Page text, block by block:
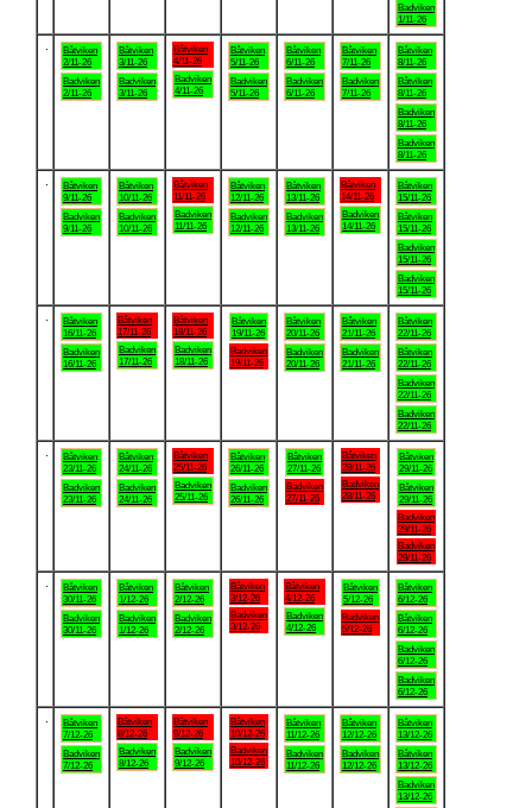
Badviken
1/11-26
Båtviken
2/11-26
Badviken
2/11-26
Båtviken
3/11-26
Badviken
3/11-26
Båtviken
4/11-26
Badviken
4/11-26
Båtviken
5/11-26
Badviken
5/11-26
Båtviken
6/11-26
Badviken
6/11-26
Båtviken
7/11-26
Badviken
7/11-26
Båtviken
8/11-26
Båtviken
8/11-26
Badviken
8/11-26
Badviken
8/11-26
Båtviken
9/11-26
Badviken
9/11-26
Båtviken
10/11-26
Badviken
10/11-26
Båtviken
11/11-26
Badviken
11/11-26
Båtviken
12/11-26
Badviken
12/11-26
Båtviken
13/11-26
Badviken
13/11-26
Båtviken
14/11-26
Badviken
14/11-26
Båtviken
15/11-26
Båtviken
15/11-26
Badviken
15/11-26
Badviken
15/11-26
Båtviken
16/11-26
Badviken
16/11-26
Båtviken
17/11-26
Badviken
17/11-26
Båtviken
18/11-26
Badviken
18/11-26
Båtviken
19/11-26
Badviken
19/11-26
Båtviken
20/11-26
Badviken
20/11-26
Båtviken
21/11-26
Badviken
21/11-26
Båtviken
22/11-26
Båtviken
22/11-26
Badviken
22/11-26
Badviken
22/11-26
Båtviken
23/11-26
Badviken
23/11-26
Båtviken
24/11-26
Badviken
24/11-26
Båtviken
25/11-26
Badviken
25/11-26
Båtviken
26/11-26
Badviken
26/11-26
Båtviken
27/11-26
Badviken
27/11-26
Båtviken
28/11-26
Badviken
28/11-26
Båtviken
29/11-26
Båtviken
29/11-26
Badviken
29/11-26
Badviken
29/11-26
Båtviken
30/11-26
Badviken
30/11-26
Båtviken
1/12-26
Badviken
1/12-26
Båtviken
2/12-26
Badviken
2/12-26
Båtviken
3/12-26
Badviken
3/12-26
Båtviken
4/12-26
Badviken
4/12-26
Båtviken
5/12-26
Badviken
5/12-26
Båtviken
6/12-26
Båtviken
6/12-26
Badviken
6/12-26
Badviken
6/12-26
Båtviken
7/12-26
Badviken
7/12-26
Båtviken
8/12-26
Badviken
8/12-26
Båtviken
9/12-26
Badviken
9/12-26
Båtviken
10/12-26
Badviken
10/12-26
Båtviken
11/12-26
Badviken
11/12-26
Båtviken
12/12-26
Badviken
12/12-26
Båtviken
13/12-26
Båtviken
13/12-26
Badviken
13/12-26